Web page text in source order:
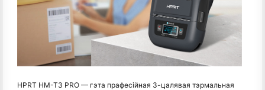
HPRT HM-T3 PRO — гэта прафесійная 3-цалявая тэрмальная